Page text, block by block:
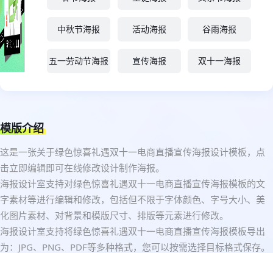
中秋节海报 活动海报 谷雨海报
五一劳动节海报 宣传海报 双十一海报
模版介绍
这是一张关于绿色惊喜礼遇双十一电商直播宣传海报设计模板，点
击立即编辑即可在线修改设计制作海报。
海报设计室支持对绿色惊喜礼遇双十一电商直播宣传海报模板的文
字素材等进行编辑和修改，包括但不限于字体颜色、字号大小、美
化图片素材、对背景和模版尺寸、排版等元素进行修改。
海报设计室支持将绿色惊喜礼遇双十一电商直播宣传海报模板导出
为：JPG、PNG、PDF等多种格式，您可以按需选择目标格式保存。